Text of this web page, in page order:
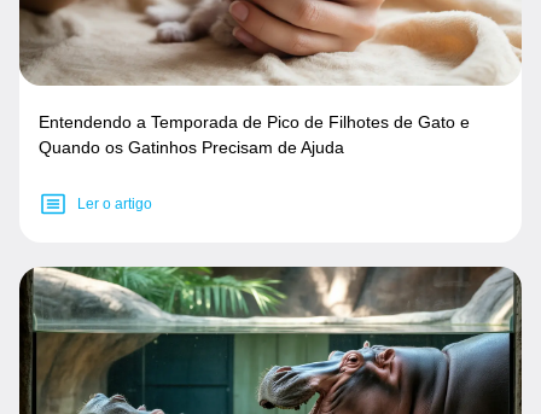
Entendendo a Temporada de Pico de Filhotes de Gato e
Quando os Gatinhos Precisam de Ajuda
Ler o artigo